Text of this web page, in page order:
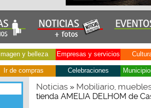
Imagen y belleza Empresas y servicios
Ir de compras Celebraciones
Noticias» Mobiliario,
tienda AMELIA DELHOM de